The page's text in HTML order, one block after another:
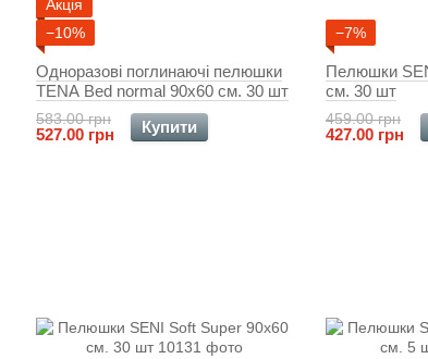
Акція
−10%
Одноразові поглинаючі пелюшки
TENA Bed normal 90x60 см. 30 шт
583.00 грн
527.00 грн Купити
−7%
Пелюшки
см. 30 шт
459.00 грн
427.00 грн